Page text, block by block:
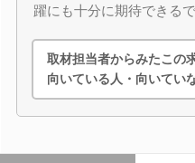
躍にも十分に期待できるで
取材担当者からみたこの
向いている人・向いてい